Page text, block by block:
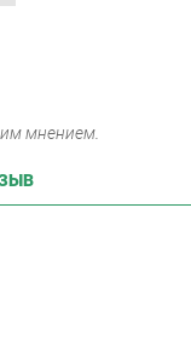
мнением.